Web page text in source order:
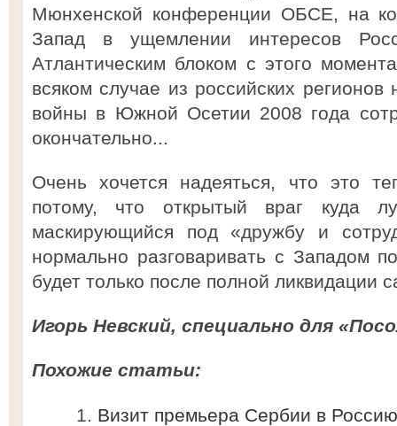
Мюнхенской конференции ОБСЕ, на
Запад в ущемлении интересов
Атлантическим блоком с этого
всяком случае из российских
войны в Южной Осетии 2008 года
окончательно...
Очень хочется надеяться, что это
потому, что открытый враг куда
маскирующийся под «дружбу и
нормально разговаривать с Западом
будет только после полной ликвидации
Игорь Невский, специально для
Похожие статьи:
Визит премьера Сербии в